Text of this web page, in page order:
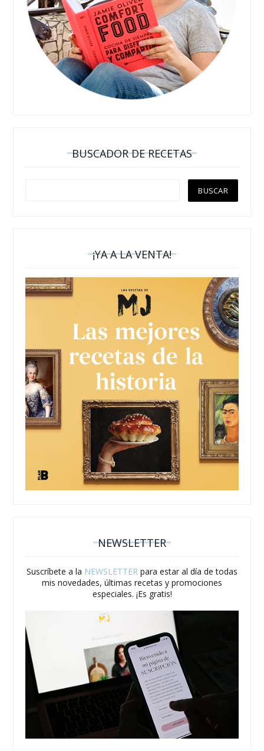
BUSCADOR DE RECETAS
¡YA A LA VENTA!
NEWSLETTER
Suscríbete a la NEWSLETTER para estar al día de todas
mis novedades, últimas recetas y promociones
especiales. ¡Es gratis!